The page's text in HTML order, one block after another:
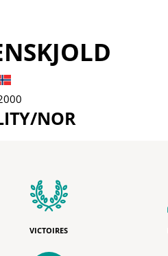
NOR
VICTOIRES